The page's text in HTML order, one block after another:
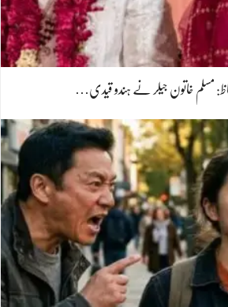
مسلم خاتون جیلر نے ہندو قیدی…